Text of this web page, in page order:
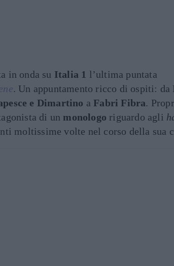
in onda su Italia 1 l’ultima puntata
. Un appuntamento ricco di ospiti: da
e Dimartino aFabri Fibra.
di un monologo riguardo agli
moltissime volte nel corso della sua